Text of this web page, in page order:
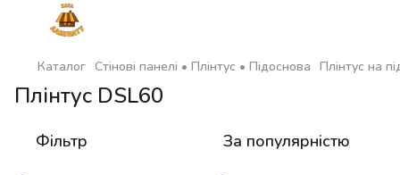
Каталог Стінові панелі • Плінтус • Підоснова Плінтус на
Плінтус DSL60
Фільтр За популярністю